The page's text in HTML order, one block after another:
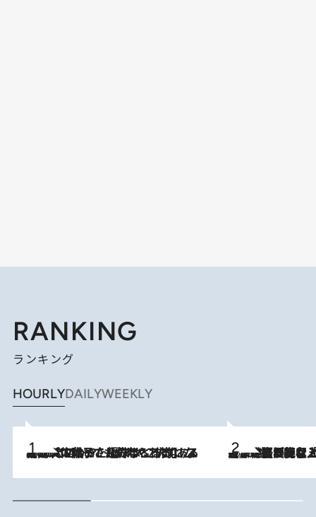
RANKING
ランキング
HOURLYDAILYWEEKLY
2026.8.5
【阿川佐和子さんの年とる力】なぜ70代で始めた趣味は“こんなに楽しい”のか？ ピアノ、俳句…スランプに陥っても続けられる“ある秘訣”とは 2026.8.5
【なぜ吉沢亮は「気配を消せる」のか？】興行収入208億の『国宝』を経て挑むミュージカル『ディア・エヴァン・ハンセン』。トップ俳優が舞台上でさらけ出した“孤独”とは